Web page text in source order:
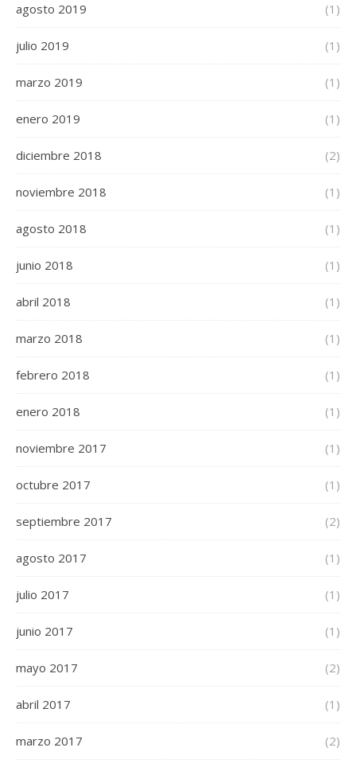
agosto 2019 (1)
julio 2019 (1)
marzo 2019 (1)
enero 2019 (1)
diciembre 2018 (2)
noviembre 2018 (1)
agosto 2018 (1)
junio 2018 (1)
abril 2018 (1)
marzo 2018 (1)
febrero 2018 (1)
enero 2018 (1)
noviembre 2017 (1)
octubre 2017 (1)
septiembre 2017 (2)
agosto 2017 (1)
julio 2017 (1)
junio 2017 (1)
mayo 2017 (2)
abril 2017 (1)
marzo 2017 (2)